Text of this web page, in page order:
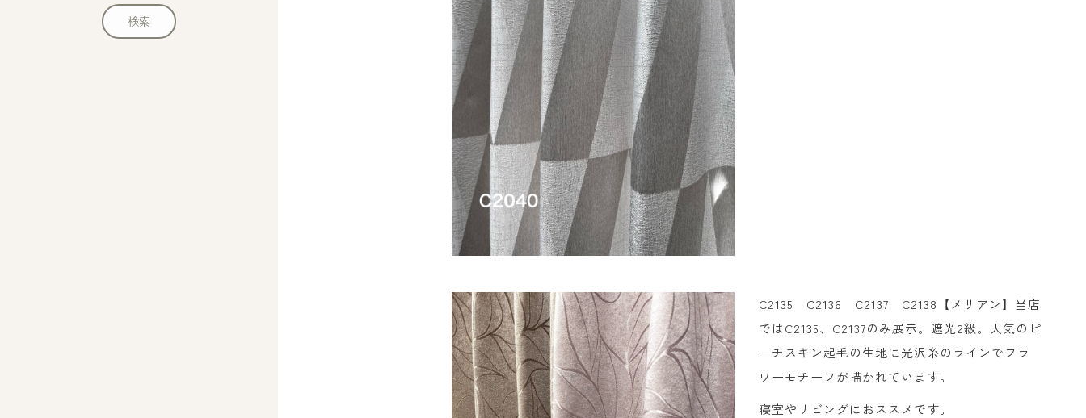
C2135 C2136 C2137 C2138【メリアン】当店
ではC2135、C2137のみ展示。遮光2級。人気のピ
ーチスキン起毛の生地に光沢糸のラインでフラ
ワーモチーフが描かれています。
寝室やリビングにおススメです。